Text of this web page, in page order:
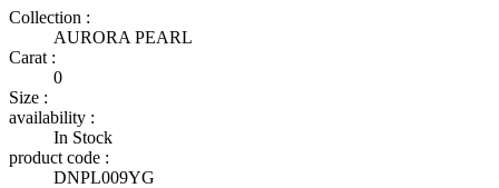
Collection :
AURORA PEARL
Carat :
0
Size :
availability :
In Stock
product code :
DNPL009YG